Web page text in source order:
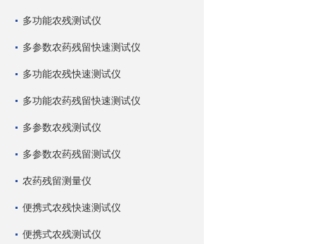
多功能农残测试仪
多参数农药残留快速测试仪
多功能农残快速测试仪
多功能农药残留快速测试仪
多参数农残测试仪
多参数农药残留测试仪
农药残留测量仪
便携式农残快速测试仪
便携式农残测试仪